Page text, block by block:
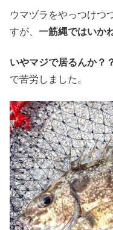
ウマヅラをやっつけつ
すが、 一筋縄ではいか
いやマジで居るんか？
で苦労しました。